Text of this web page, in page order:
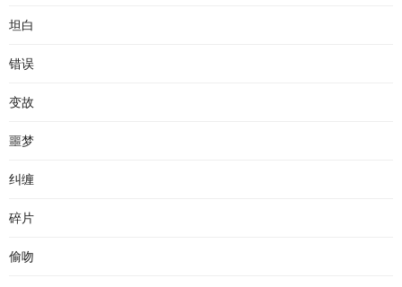
坦白
错误
变故
噩梦
纠缠
碎片
偷吻